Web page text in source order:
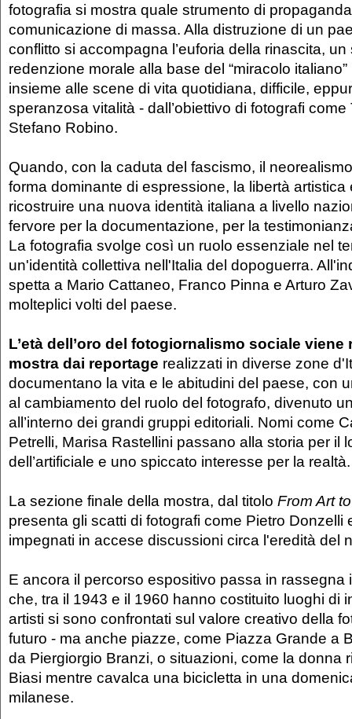
fotografia si mostra quale strumento di
comunicazione di massa. Alla distruzione di un
conflitto si accompagna l’euforia della rinascita,
redenzione morale alla base del “miracolo
insieme alle scene di vita quotidiana, difficile,
speranzosa vitalità - dall’obiettivo di fotografi
Stefano Robino.
Quando, con la caduta del fascismo, il
forma dominante di espressione, la libertà artistica
ricostruire una nuova identità italiana a livello
fervore per la documentazione, per la
La fotografia svolge così un ruolo essenziale nel
un'identità collettiva nell'Italia del dopoguerra.
spetta a Mario Cattaneo, Franco Pinna e Arturo
molteplici volti del paese.
L’età dell’oro del fotogiornalismo sociale viene
mostra dai reportage realizzati in diverse zone
documentano la vita e le abitudini del paese, con
al cambiamento del ruolo del fotografo, divenuto
all’interno dei grandi gruppi editoriali. Nomi come
Petrelli, Marisa Rastellini passano alla storia per il
dell’artificiale e uno spiccato interesse per la realtà.
La sezione finale della mostra, dal titolo From Art
presenta gli scatti di fotografi come Pietro Donzelli
impegnati in accese discussioni circa l'eredità del
E ancora il percorso espositivo passa in rassegna
che, tra il 1943 e il 1960 hanno costituito luoghi di
artisti si sono confrontati sul valore creativo della
futuro - ma anche piazze, come Piazza Grande a
da Piergiorgio Branzi, o situazioni, come la donna
Biasi mentre cavalca una bicicletta in una
milanese.